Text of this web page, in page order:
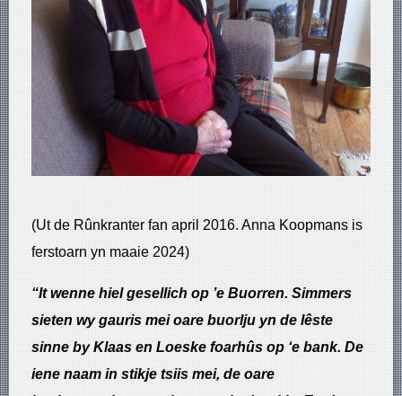
(Ut de Rûnkranter fan april 2016. Anna Koopmans is
ferstoarn yn maaie 2024)
“It wenne hiel gesellich op ’e Buorren. Simmers
sieten wy gauris mei oare buorlju yn de lêste
sinne by Klaas en Loeske foarhûs op ‘e bank. De
iene naam in stikje tsiis mei, de oare